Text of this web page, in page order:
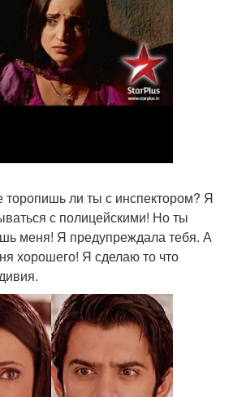
торопишь ли ты с инспектором? Я
с полицейскими! Но ты
меня! Я предупреждала тебя. А
хорошего! Я сделаю то что